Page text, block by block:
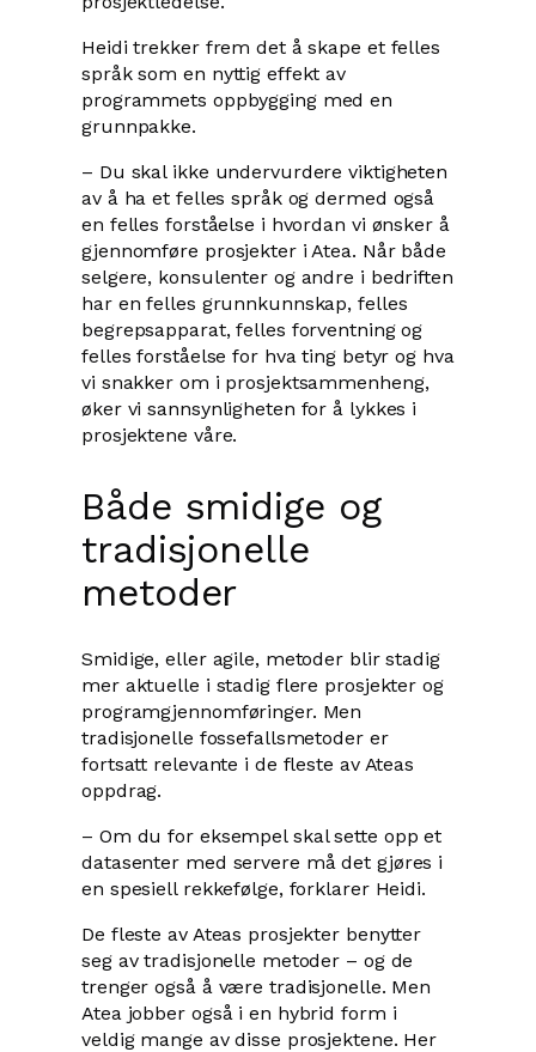
Heidi trekker frem det å skape et felles
språk som en nyttig effekt av
programmets oppbygging med en
grunnpakke.
– Du skal ikke undervurdere viktigheten
av å ha et felles språk og dermed også
en felles forståelse i hvordan vi ønsker å
gjennomføre prosjekter i Atea. Når både
selgere, konsulenter og andre i bedriften
har en felles grunnkunnskap, felles
begrepsapparat, felles forventning og
felles forståelse for hva ting betyr og hva
vi snakker om i prosjektsammenheng,
øker vi sannsynligheten for å lykkes i
prosjektene våre.
Både smidige og
tradisjonelle
metoder
Smidige, eller agile, metoder blir stadig
mer aktuelle i stadig flere prosjekter og
programgjennomføringer. Men
tradisjonelle fossefallsmetoder er
fortsatt relevante i de fleste av Ateas
oppdrag.
– Om du for eksempel skal sette opp et
datasenter med servere må det gjøres i
en spesiell rekkefølge, forklarer Heidi.
De fleste av Ateas prosjekter benytter
seg av tradisjonelle metoder – og de
trenger også å være tradisjonelle. Men
Atea jobber også i en hybrid form i
veldig mange av disse prosjektene. Her